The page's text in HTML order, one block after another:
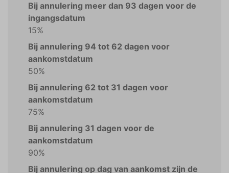
Bij annulering meer dan 93 dagen voor de
ingangsdatum
15%
Bij annulering 94 tot 62 dagen voor
aankomstdatum
50%
Bij annulering 62 tot 31 dagen voor
aankomstdatum
75%
Bij annulering 31 dagen voor de
aankomstdatum
90%
Bij annulering op dag van aankomst zijn de